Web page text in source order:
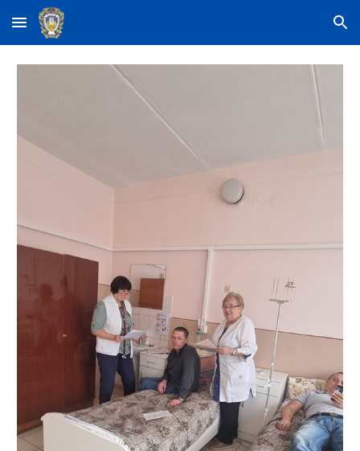
Skip to main content Skip to navigation